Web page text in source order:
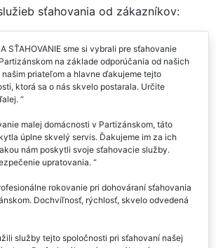
sťahovania od zákazníkov:
SŤAHOVANIE sme si vybrali pre sťahovanie
na základe odporúčania od našich
priateľom a hlavne ďakujeme tejto
ktorá sa o nás skvelo postarala. Určite
malej domácnosti v Partizánskom, táto
úplne skvelý servis. Ďakujeme im za ich
nám poskytli svoje sťahovacie služby.
upratovania.
rokovanie pri dohováraní sťahovania
Dochvíľnosť, rýchlosť, skvelo odvedená
služby tejto spoločnosti pri sťahovaní našej